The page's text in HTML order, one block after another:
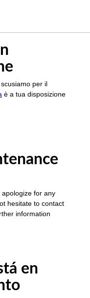
per il
è a tua disposizione
for any
hesitate to contact
information
en